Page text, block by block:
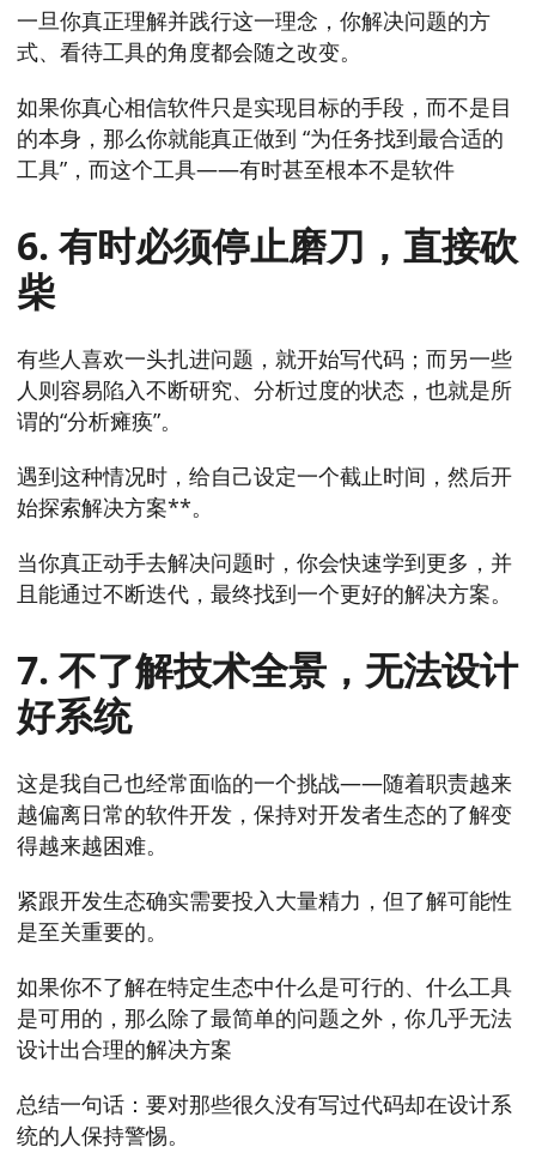
一旦你真正理解并践行这一理念，你解决问题的方
式、看待工具的角度都会随之改变。
如果你真心相信软件只是实现目标的手段，而不是目
的本身，那么你就能真正做到 “为任务找到最合适的
工具”，而这个工具——有时甚至根本不是软件
6. 有时必须停止磨刀，直接砍
柴
有些人喜欢一头扎进问题，就开始写代码；而另一些
人则容易陷入不断研究、分析过度的状态，也就是所
谓的“分析瘫痪”。
遇到这种情况时，给自己设定一个截止时间，然后开
始探索解决方案**。
当你真正动手去解决问题时，你会快速学到更多，并
且能通过不断迭代，最终找到一个更好的解决方案。
7. 不了解技术全景，无法设计
好系统
这是我自己也经常面临的一个挑战——随着职责越来
越偏离日常的软件开发，保持对开发者生态的了解变
得越来越困难。
紧跟开发生态确实需要投入大量精力，但了解可能性
是至关重要的。
如果你不了解在特定生态中什么是可行的、什么工具
是可用的，那么除了最简单的问题之外，你几乎无法
设计出合理的解决方案
总结一句话：要对那些很久没有写过代码却在设计系
统的人保持警惕。